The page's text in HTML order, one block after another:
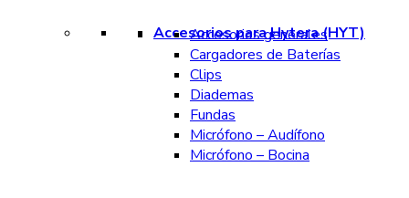
Accesorios para Hytera (HYT)
Accesorios generales
Cargadores de Baterías
Clips
Diademas
Fundas
Micrófono – Audífono
Micrófono – Bocina